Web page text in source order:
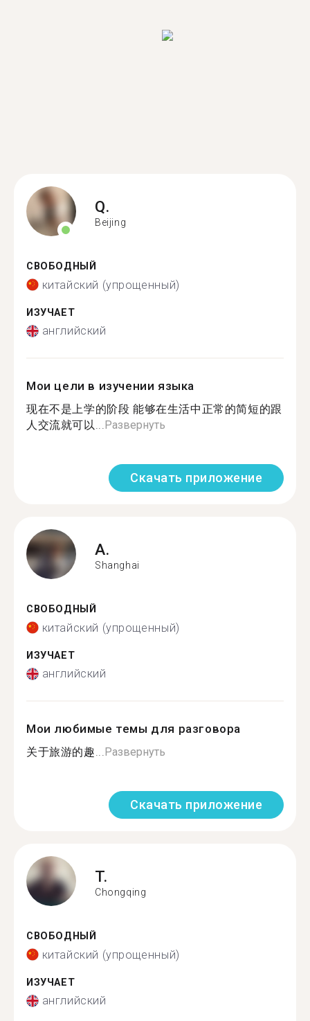
Q.
Beijing
СВОБОДНЫЙ
китайский (упрощенный)
ИЗУЧАЕТ
английский
Мои цели в изучении языка
现在不是上学的阶段 能够在生活中正常的简短的跟
人交流就可以...Развернуть
Скачать приложение
A.
Shanghai
СВОБОДНЫЙ
китайский (упрощенный)
ИЗУЧАЕТ
английский
Мои любимые темы для разговора
关于旅游的趣...Развернуть
Скачать приложение
T.
Chongqing
СВОБОДНЫЙ
китайский (упрощенный)
ИЗУЧАЕТ
английский